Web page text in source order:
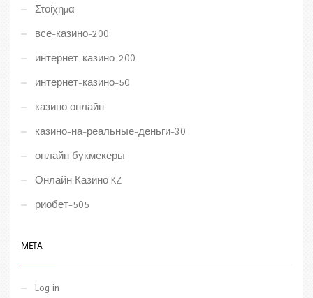
Στοίχημα
все-казино-200
интернет-казино-200
интернет-казино-50
казино онлайн
казино-на-реальные-деньги-30
онлайн букмекеры
Онлайн Казино KZ
риобет-505
META
Log in